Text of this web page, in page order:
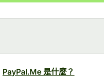
PayPal.Me 是什麼？